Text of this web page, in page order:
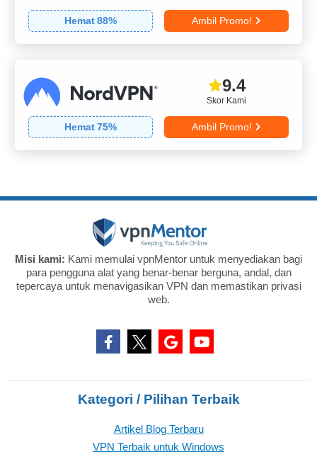
Hemat88% Ambil Promo!
Skor Kami
9.4
Hemat75% Ambil Promo!
Misi kami: Kami memulai vpnMentor untuk menyediakan bagi
para pengguna alat yang benar-benar berguna, andal, dan
tepercaya untuk menavigasikan VPN dan memastikan privasi
web.
Kategori / Pilihan Terbaik
Artikel Blog Terbaru
VPN Terbaik untuk Windows